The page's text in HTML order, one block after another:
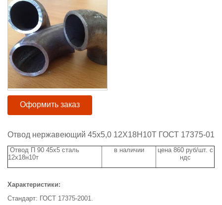
Оформить заказ
Отвод нержавеющий 45х5,0 12Х18Н10Т ГОСТ 17375-01
Отвод П 90 45х5 сталь
12х18н10т
в наличии
цена 860 руб/шт. с
ндс
Характеристики:
Стандарт: ГОСТ 17375-2001.